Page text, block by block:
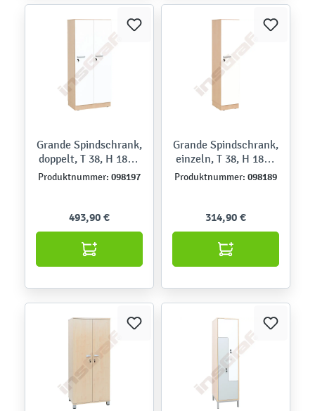
Grande Spindschrank,
doppelt, T 38, H 187 -
Ahorn Jylland, Türen
Produktnummer: 098197
493,90 €
Grande Spindschrank,
einzeln, T 38, H 187 -
Ahorn Jylland, Tür
Produktnummer: 098189
314,90 €